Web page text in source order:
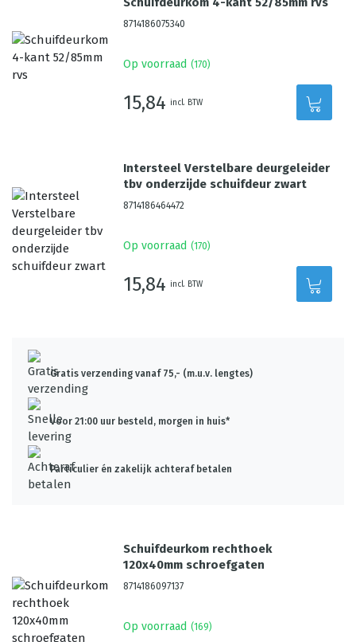
8714186075340
Op voorraad (170)
15,84 incl. BTW
Intersteel Verstelbare deurgeleider
tbv onderzijde schuifdeur zwart
8714186464472
Op voorraad (170)
15,84 incl. BTW
Gratis verzending vanaf 75,- (m.u.v. lengtes)
Voor 21:00 uur besteld, morgen in huis*
Particulier én zakelijk achteraf betalen
Schuifdeurkom rechthoek
120x40mm schroefgaten
8714186097137
Op voorraad (169)